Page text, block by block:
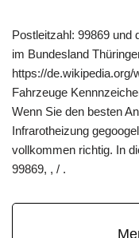
Postleitzahl: 99869 und
im Bundesland
https://
Fahrzeuge
Wenn Sie den besten
Infrarotheizung
vollkommen richtig. In
99869, , / .